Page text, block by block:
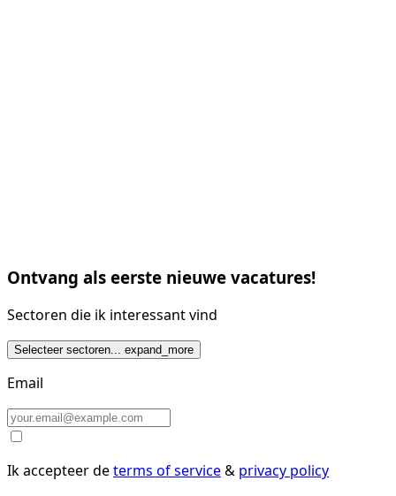
Ontvang als eerste nieuwe vacatures!
Sectoren die ik interessant vind
Selecteer sectoren... expand_more
Email
Ik accepteer determs of service& privacy policy